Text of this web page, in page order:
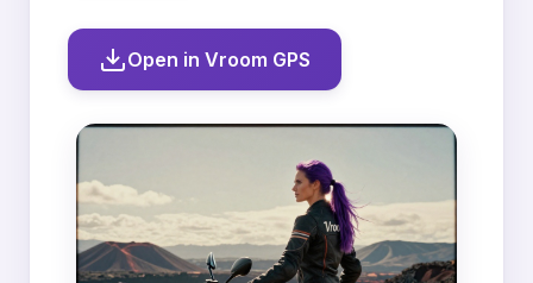
Open in Vroom GPS